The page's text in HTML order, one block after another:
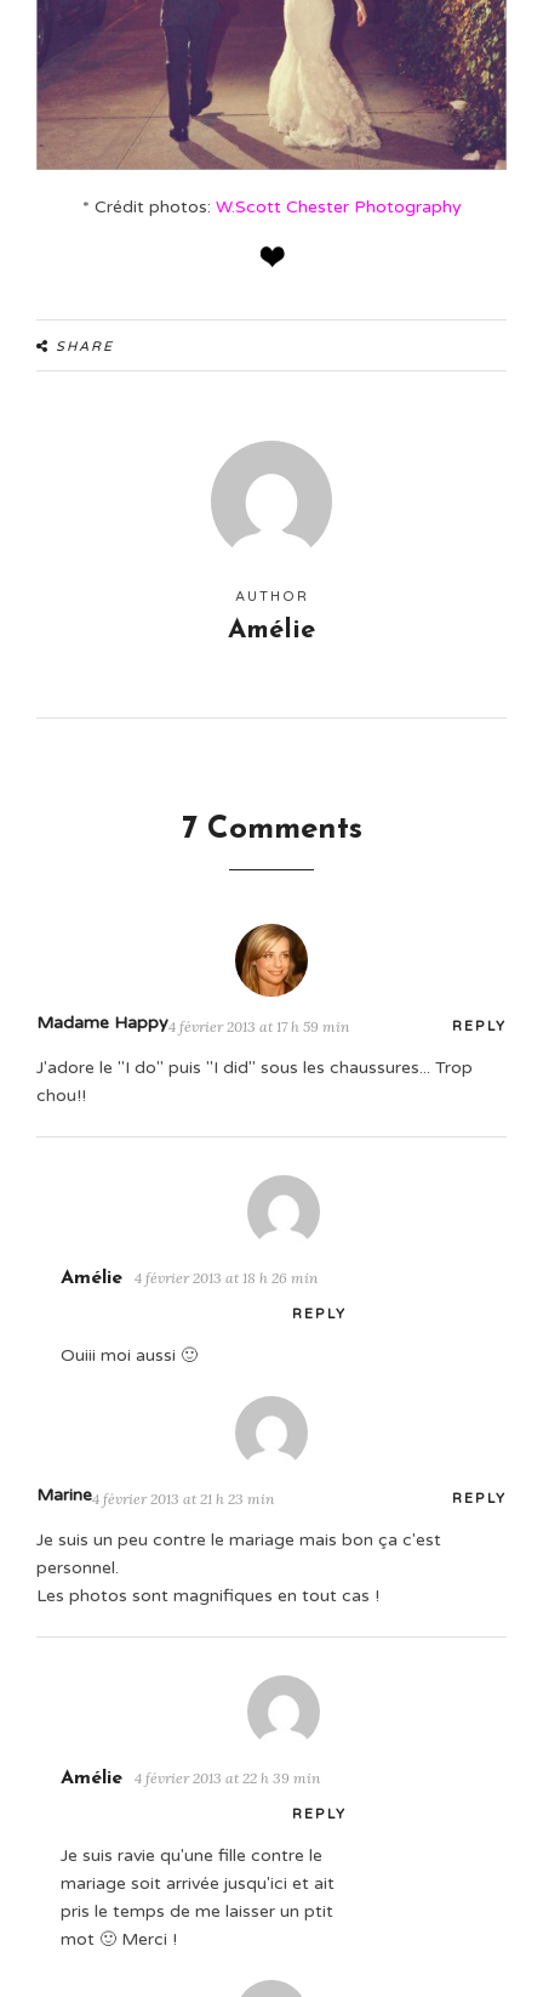
* Crédit photos: W.Scott Chester Photography
SHARE
AUTHOR
Amélie
7 Comments
Madame Happy4 février 2013 at 17 h 59 min REPLY
J'adore le "I do" puis "I did" sous les chaussures... Trop
chou!!
Amélie 4 février 2013 at 18 h 26 min
REPLY
Ouiii moi aussi 🙂
Marine4 février 2013 at 21 h 23 min REPLY
Je suis un peu contre le mariage mais bon ça c'est
personnel.
Les photos sont magnifiques en tout cas !
Amélie 4 février 2013 at 22 h 39 min
REPLY
Je suis ravie qu'une fille contre le
mariage soit arrivée jusqu'ici et ait
pris le temps de me laisser un ptit
mot 🙂 Merci !